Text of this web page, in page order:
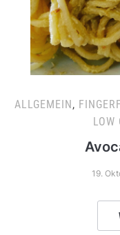
ALLGEMEIN,
LOW
19.